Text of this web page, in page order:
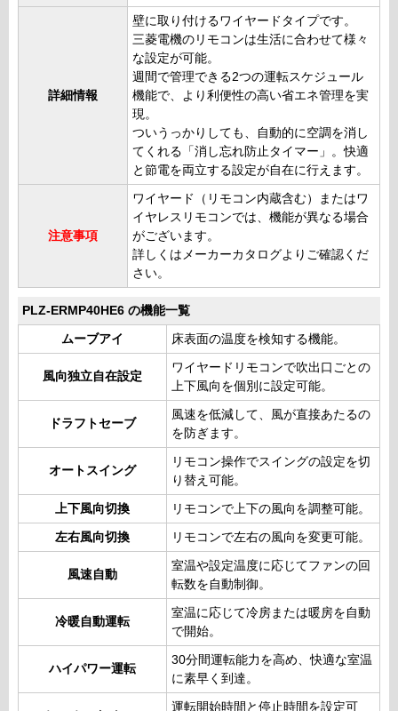
詳細情報
壁に取り付けるワイヤードタイプです。
三菱電機のリモコンは生活に合わせて様々
な設定が可能。
週間で管理できる2つの運転スケジュール
機能で、より利便性の高い省エネ管理を実
現。
ついうっかりしても、自動的に空調を消し
てくれる「消し忘れ防止タイマー」。快適
と節電を両立する設定が自在に行えます。
注意事項
ワイヤード（リモコン内蔵含む）またはワ
イヤレスリモコンでは、機能が異なる場合
がございます。
詳しくはメーカーカタログよりご確認くだ
さい。
PLZ-ERMP40HE6 の機能一覧
ムーブアイ 床表面の温度を検知する機能。
風向独立自在設定
ワイヤードリモコンで吹出口ごとの
上下風向を個別に設定可能。
ドラフトセーブ
風速を低減して、風が直接あたるの
を防ぎます。
オートスイング
リモコン操作でスイングの設定を切
り替え可能。
上下風向切換 リモコンで上下の風向を調整可能。
左右風向切換 リモコンで左右の風向を変更可能。
風速自動
室温や設定温度に応じてファンの回
転数を自動制御。
冷暖自動運転
室温に応じて冷房または暖房を自動
で開始。
ハイパワー運転
30分間運転能力を高め、快適な室温
に素早く到達。
運転開始時間と停止時間を設定可